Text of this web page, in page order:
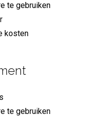
te gebruiken
kosten
te gebruiken